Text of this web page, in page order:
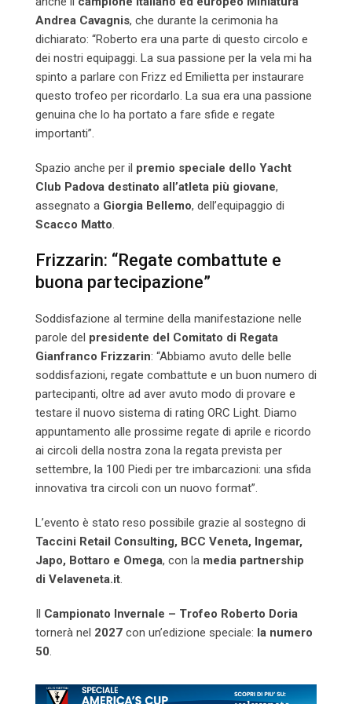
Andrea Cavagnis, che durante la cerimonia ha
dichiarato: “Roberto era una parte di questo circolo e
dei nostri equipaggi. La sua passione per la vela mi ha
spinto a parlare con Frizz ed Emilietta per instaurare
questo trofeo per ricordarlo. La sua era una passione
genuina che lo ha portato a fare sfide e regate
importanti”.
Spazio anche per il premio speciale dello Yacht
Club Padova destinato all’atleta più giovane,
assegnato a Giorgia Bellemo, dell’equipaggio di
Scacco Matto.
Frizzarin: “Regate combattute e
buona partecipazione”
Soddisfazione al termine della manifestazione nelle
parole del presidente del Comitato di Regata
Gianfranco Frizzarin: “Abbiamo avuto delle belle
soddisfazioni, regate combattute e un buon numero di
partecipanti, oltre ad aver avuto modo di provare e
testare il nuovo sistema di rating ORC Light. Diamo
appuntamento alle prossime regate di aprile e ricordo
ai circoli della nostra zona la regata prevista per
settembre, la 100 Piedi per tre imbarcazioni: una sfida
innovativa tra circoli con un nuovo format”.
L’evento è stato reso possibile grazie al sostegno di
Taccini Retail Consulting, BCC Veneta, Ingemar,
Japo, Bottaro e Omega, con la media partnership
di Velaveneta.it.
Campionato Invernale – Trofeo Roberto Doria
tornerà nel 2027 con un’edizione speciale: la numero
50.